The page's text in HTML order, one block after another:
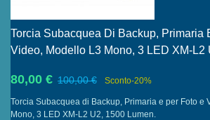
Torcia Subacquea Di Backup, Primaria
Video, Modello L3 Mono, 3 LED XM-L2
80,00 € 100,00 € Sconto-20%
Torcia Subacquea di Backup, Primaria e per Foto e
Mono, 3 LED XM-L2 U2, 1500 Lumen.